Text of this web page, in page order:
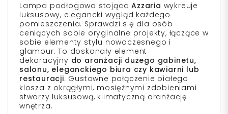
Lampa podłogowa stojącaAzzaria wykreuje
luksusowy, elegancki wygląd każdego
pomieszczenia. Sprawdzi się dla osób
ceniących sobie oryginalne projekty, łączące w
sobie elementy stylu nowoczesnego i
glamour. To doskonały element
dekoracyjny do aranżacji dużego gabinetu,
salonu, eleganckiego biura czy kawiarni lub
restauracji. Gustowne połączenie białego
klosza z okrągłymi, mosiężnymi zdobieniami
stworzy luksusową, klimatyczną aranżację
wnętrza.